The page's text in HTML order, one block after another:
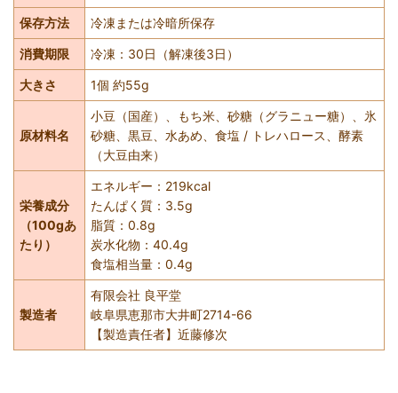
保存方法 冷凍または冷暗所保存
消費期限 冷凍：30日（解凍後3日）
大きさ 1個 約55g
原材料名
小豆（国産）、もち米、砂糖（グラニュー糖）、氷
砂糖、黒豆、水あめ、食塩 / トレハロース、酵素
（大豆由来）
栄養成分
（100gあ
たり）
エネルギー：219kcal
たんぱく質：3.5g
脂質：0.8g
炭水化物：40.4g
食塩相当量：0.4g
製造者
有限会社 良平堂
岐阜県恵那市大井町2714-66
【製造責任者】近藤修次